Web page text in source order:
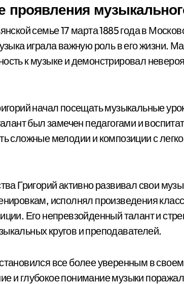
проявления
семье 17 марта 1885 года в
играла важную роль в его жизни.
к музыке и демонстрировал
начал посещать музыкальные
был замечен педагогами и
сложные мелодии и композиции с
Григорий активно развивал свои
исполнял произведения
Его непревзойденный талант и
кругов и преподавателей.
все более уверенным в
и глубокое понимание музыки